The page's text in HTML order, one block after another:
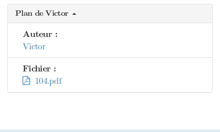
Plan de Victor
Auteur :
Victor
Fichier :
104.pdf